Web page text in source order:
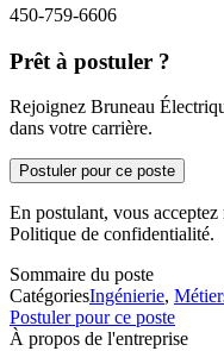
450-759-6606
Prêt à postuler ?
Rejoignez Bruneau
dans votre carrière.
Postuler pour ce poste
En postulant, vous
Politique de confidentialité.
Sommaire du poste
CatégoriesIngénierie,
Postuler pour ce poste
À propos de l'entreprise